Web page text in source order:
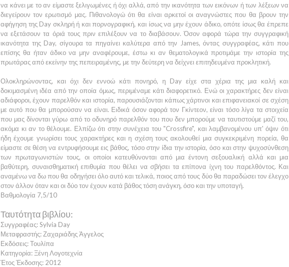
να κάνει με το αν είμαστε ξελιγωμένες ή όχι αλλά, από την ικανότητα των εικόνων ή των λέξεων να
διεγείρουν τον ερωτισμό μας. Πιθανολογώ ότι θα είναι αρκετοί οι αναγνώστες που θα βρουν την
αφήγηση της Day σκληρή ή και πορνογραφική, και ίσως να μην έχουν άδικο, οπότε ίσως θα έπρεπε
να εξετάσουν τα όριά τους πριν επιλέξουν να το διαβάσουν. Όσον αφορά τώρα την συγγραφική
ικανότητα της Day, σίγουρα τα πηγαίνει καλύτερα από την James,όντας συγγραφέας, κάτι που
επίσης θα ήταν άδικο να μην αναφέρουμε, έστω κι αν θεματολογικά προτιμάμε την ιστορία της
πρωτάρας από εκείνην της πεπειραμένης, με την δεύτερη να δείχνει επιτηδευμένα προκλητική.
Ολοκληρώνοντας, και όχι δεν εννοώ κάτι πονηρό, η Day είχε στα χέρια της μια καλή και
δοκιμασμένη ιδέα από την οποία όμως, περιμέναμε κάτι διαφορετικό. Ενώ οι χαρακτήρες δεν είναι
αδιάφοροι, έχουν παρελθόν και ιστορία, παρουσιάζονται κάπως χάρτινοι και επιφανειακοί σε σχέση
με αυτό που θα μπορούσαν να είναι. Ειδικά όσον αφορά τον Γκίντεον, είναι τόσο λίγα τα στοιχεία
που μας δίνονται γύρω από το οδυνηρό παρελθόν του που δεν μπορούμε να ταυτιστούμε μαζί του,
ακόμα κι αν το θέλουμε. Ελπίζω ότι στην συνέχεια του "Crossfire", και λαμβανομένου υπ' όψιν ότι
ήδη έχουμε γνωρίσει τους χαρακτήρες και η σχέση τους ακολουθεί μια συγκεκριμένη πορεία, θα
είμαστε σε θέση να εντρυφήσουμε εις βάθος, τόσο στην ίδια την ιστορία, όσο και στην ψυχοσύνθεση
των πρωταγωνιστών τους, οι οποίοι κατευθύνονται από μια έντονη σεξουαλική αλλά και μια
βαθύτερη, συναισθηματική επιθυμία που θέλει να σβήσει τα επίπονα ίχνη του παρελθόντος. Και
αναμένω να δω που θα οδηγήσει όλο αυτό και τελικά, ποιος από τους δύο θα παραδώσει τον έλεγχο
στον άλλον όταν και οι δύο τον έχουν κατά βάθος τόση ανάγκη, όσο και την υποταγή.
Βαθμολογία 7,5/10
Ταυτότητα βιβλίου:
Συγγραφέας: Sylvia Day
Μεταφραστής: Ζαχαριάδης Άγγελος
Εκδόσεις: Τουλίπα
Κατηγορία: Ξένη Λογοτεχνία
Έτος Έκδοσης: 2012